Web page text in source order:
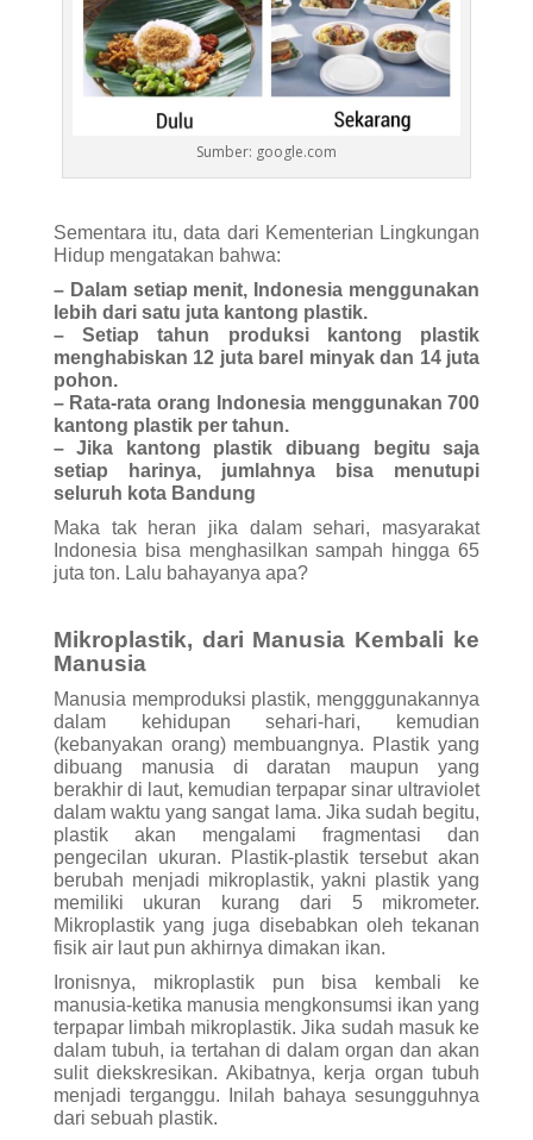
Sumber: google.com
Sementara itu, data dari Kementerian Lingkungan
Hidup mengatakan bahwa:
– Dalam setiap menit, Indonesia menggunakan
lebih dari satu juta kantong plastik.
– Setiap tahun produksi kantong plastik
menghabiskan 12 juta barel minyak dan 14 juta
pohon.
– Rata-rata orang Indonesia menggunakan 700
kantong plastik per tahun.
– Jika kantong plastik dibuang begitu saja
setiap harinya, jumlahnya bisa menutupi
seluruh kota Bandung
Maka tak heran jika dalam sehari, masyarakat
Indonesia bisa menghasilkan sampah hingga 65
juta ton. Lalu bahayanya apa?
Mikroplastik, dari Manusia Kembali ke
Manusia
Manusia memproduksi plastik, mengggunakannya
dalam kehidupan sehari-hari, kemudian
(kebanyakan orang) membuangnya. Plastik yang
dibuang manusia di daratan maupun yang
berakhir di laut, kemudian terpapar sinar ultraviolet
dalam waktu yang sangat lama. Jika sudah begitu,
plastik akan mengalami fragmentasi dan
pengecilan ukuran. Plastik-plastik tersebut akan
berubah menjadi mikroplastik, yakni plastik yang
memiliki ukuran kurang dari 5 mikrometer.
Mikroplastik yang juga disebabkan oleh tekanan
fisik air laut pun akhirnya dimakan ikan.
Ironisnya, mikroplastik pun bisa kembali ke
manusia-ketika manusia mengkonsumsi ikan yang
terpapar limbah mikroplastik. Jika sudah masuk ke
dalam tubuh, ia tertahan di dalam organ dan akan
sulit diekskresikan. Akibatnya, kerja organ tubuh
menjadi terganggu. Inilah bahaya sesungguhnya
dari sebuah plastik.